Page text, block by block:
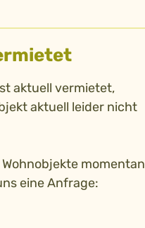
aktuell vermietet,
aktuell leider nicht
momentan
eine Anfrage: